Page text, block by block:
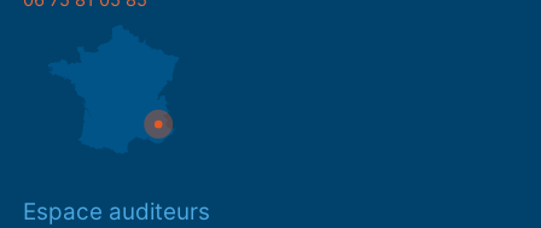
Espace auditeurs